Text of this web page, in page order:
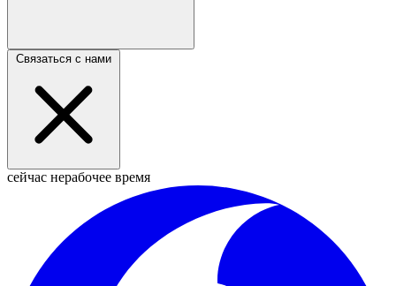
Связаться с нами
сейчас нерабочее время